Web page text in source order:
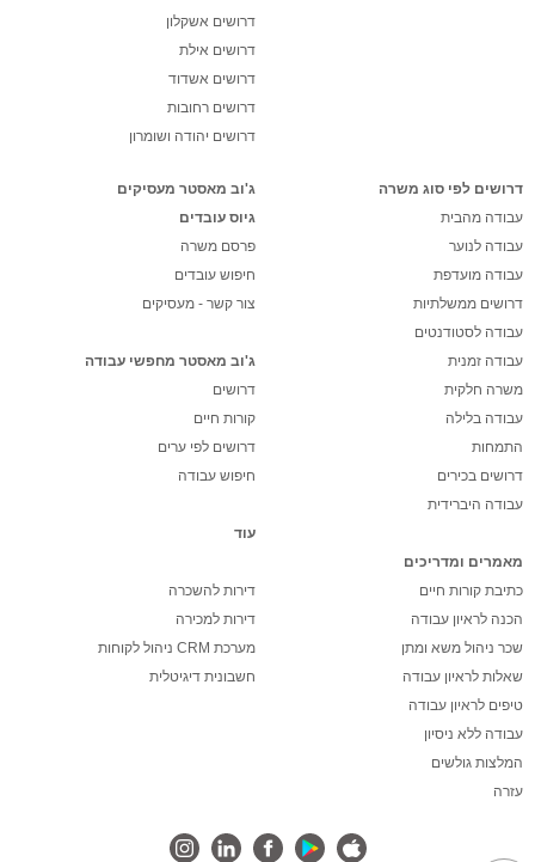
דרושים אשקלון
דרושים אילת
דרושים אשדוד
דרושים רחובות
דרושים יהודה ושומרון
דרושים לפי סוג משרה
עבודה מהבית
עבודה לנוער
עבודה מועדפת
דרושים ממשלתיות
עבודה לסטודנטים
עבודה זמנית
משרה חלקית
עבודה בלילה
התמחות
דרושים בכירים
עבודה היברידית
מאמרים ומדריכים
כתיבת קורות חיים
הכנה לראיון עבודה
שכר ניהול משא ומתן
שאלות לראיון עבודה
טיפים לראיון עבודה
עבודה ללא ניסיון
המלצות גולשים
עזרה
ג'וב מאסטר מעסיקים
גיוס עובדים
פרסם משרה
חיפוש עובדים
צור קשר - מעסיקים
ג'וב מאסטר מחפשי עבודה
דרושים
קורות חיים
דרושים לפי ערים
חיפוש עבודה
עוד
דירות להשכרה
דירות למכירה
מערכת CRM ניהול לקוחות
חשבונית דיגיטלית